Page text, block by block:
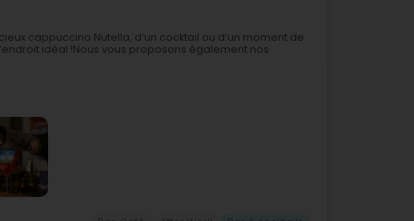
cappuccino Nutella, d’un cocktail ou d’un moment de
idéal !Nous vous proposons également nos